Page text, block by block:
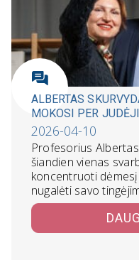
ALBERTAS
MOKOSI PER
2026-04-10
Profesorius
šiandien vienas
koncentruoti
nugalėti savo